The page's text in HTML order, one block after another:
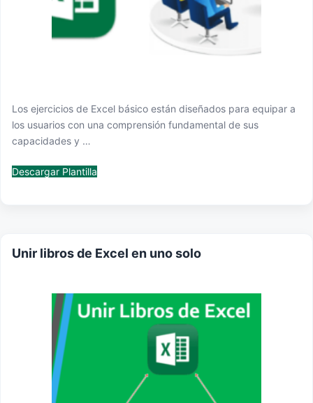
Los ejercicios de Excel básico están diseñados para equipar a
los usuarios con una comprensión fundamental de sus
capacidades y …
Descargar Plantilla
Unir libros de Excel en uno solo